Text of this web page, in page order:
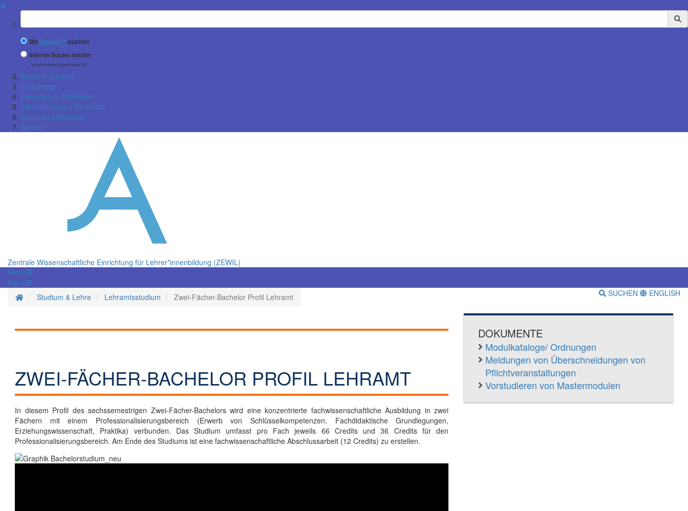
✖
Suchbegriff
Mit Google™ suchen
Interne Suche nutzen
(eingeschränkte Ergebnisqualität)
Studium & Lehre
Forschung
Personen & Strukturen
Gleichstellung & Diversität
Querschnittsthemen
Service
Zentrale Wissenschaftliche Einrichtung für Lehrer*innenbildung (ZEWIL)
Menü
Menü
Startseite
Studium & Lehre Lehramtsstudium Zwei-Fächer-Bachelor Profil Lehramt SUCHEN ENGLISH
ZWEI-FÄCHER-BACHELOR PROFIL LEHRAMT
In diesem Profil des sechssemestrigen Zwei-Fächer-Bachelors wird eine konzentrierte fachwissenschaftliche Ausbildung in zwei
Fächern mit einem Professionalisierungsbereich (Erwerb von Schlüsselkompetenzen, Fachdidaktische Grundlegungen,
Erziehungswissenschaft, Praktika) verbunden. Das Studium umfasst pro Fach jeweils 66 Credits und 36 Credits für den
Professionalisierungsbereich. Am Ende des Studiums ist eine fachwissenschaftliche Abschlussarbeit (12 Credits) zu erstellen.
DOKUMENTE
Modulkataloge/ Ordnungen
Meldungen von Überschneidungen von
Pflichtveranstaltungen
Vorstudieren von Mastermodulen